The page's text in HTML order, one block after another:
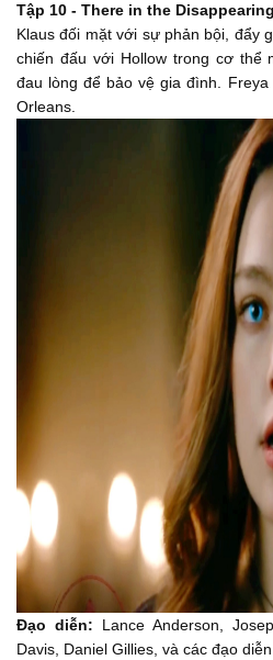
in my mother's plan.
trong kế hoạch của mẹ.
Are the Werewolves really worth
Lũ người sói có thật sự đáng để hy
So, what, did he just come here to
Vậy hắn chỉ đến đây để lên mặt thôi
He wanted to find out what side I
Hắn đến để xem tôi chọn phe nào.
And he wanted to punish me.
Và để trừng phạt tôi nếu tôi chọn sai.
- To peace. - To peace.
- Vì hòa bình. - Vì hòa bình.
Ivy!
Ivy!
Is this the rest of my life?
Con sẽ như thế cả đời ư?
Tập 10 - There in the
Klaus đối mặt với sự phản bội, đẩy
chiến đấu với Hollow trong cơ thể
đau lòng để bảo vệ gia đình.
Orleans.
Đạo diễn: Lance Anderson,
Davis, Daniel Gillies, và các đạo